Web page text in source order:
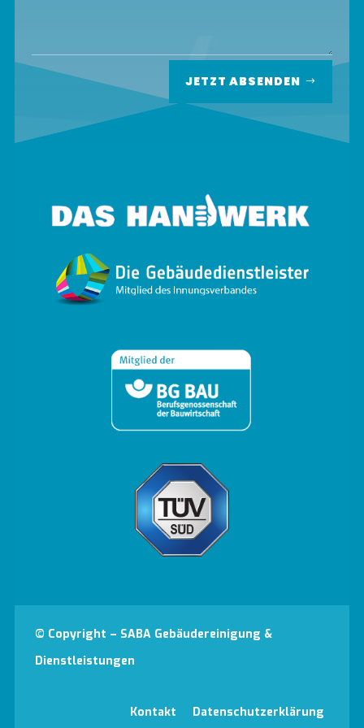
JETZT ABSENDEN
© Copyright – SABA Gebäudereinigung &
Dienstleistungen
Kontakt Datenschutzerklärung